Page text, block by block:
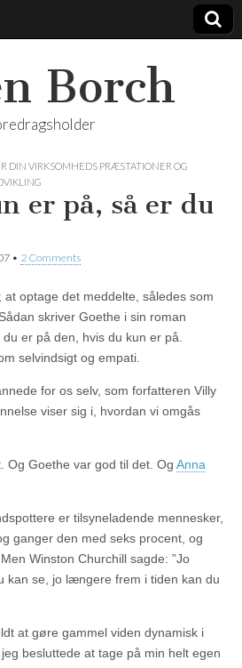
Borch
DIN VIRKSOMHEDS PRÆSTATIONER OG
er på, så er du
• 2 Comments
at optage det meddelte, således som
skriver Goethe i sin roman
er på den, hvis du kun er på.
selvindsigt og empati.
for os selv, som forfatteren Villy
viser sig i, hvordan vi omgås
Og Goethe var god til det. Og Anna
er tilsyneladende mennesker,
ganger den med seks procent, og
Winston Churchill sagde: ”Jo
kan se, jo længere frem i tiden kan du
at gøre gammel viden dynamisk i
besluttede at tage på min helt egen